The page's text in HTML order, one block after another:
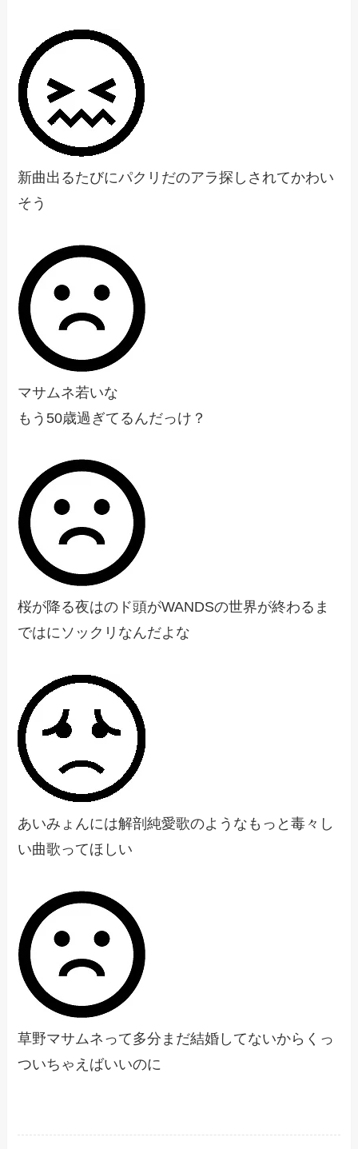
新曲出るたびにパクリだのアラ探しされてかわい
そう
マサムネ若いな
もう50歳過ぎてるんだっけ？
桜が降る夜はのド頭がWANDSの世界が終わるま
ではにソックリなんだよな
あいみょんには解剖純愛歌のようなもっと毒々し
い曲歌ってほしい
草野マサムネって多分まだ結婚してないからくっ
ついちゃえばいいのに